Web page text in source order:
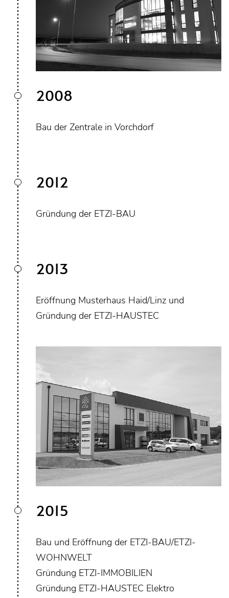
2008
Bau der Zentrale in Vorchdorf
2012
Gründung der ETZI-BAU
2013
Eröffnung Musterhaus Haid/Linz und
Gründung der ETZI-HAUSTEC
2015
Bau und Eröffnung der ETZI-BAU/ETZI-
WOHNWELT
Gründung ETZI-IMMOBILIEN
Gründung ETZI-HAUSTEC Elektro